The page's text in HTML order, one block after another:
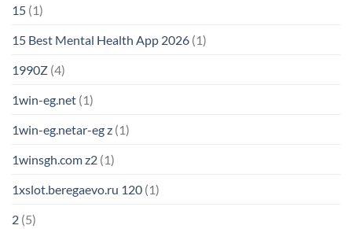
15 (1)
15 Best Mental Health App 2026 (1)
1990Z (4)
1win-eg.net (1)
1win-eg.netar-eg z (1)
1winsgh.com z2 (1)
1xslot.beregaevo.ru 120 (1)
2 (5)